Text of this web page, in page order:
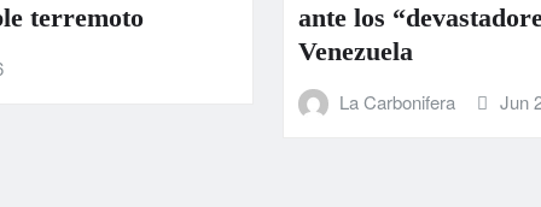
ante los “devastadores”
La Carbonifera Jun 25, 2026